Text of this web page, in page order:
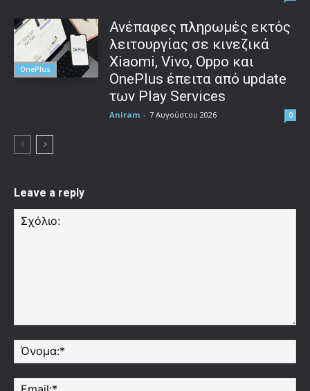
OnePlus
Ανέπαφες πληρωμές εκτός
λειτουργίας σε κινεζικά
Xiaomi, Vivo, Oppo και
OnePlus έπειτα από update
των Play Services
Aniram - 7 Αυγούστου 2026 0
Leave a reply